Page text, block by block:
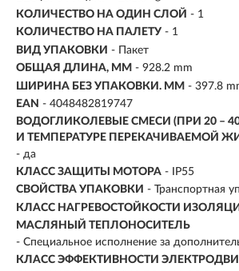
КОЛИЧЕСТВО НА ОДИН СЛОЙ - 1
КОЛИЧЕСТВО НА ПАЛЕТУ - 1
ВИД УПАКОВКИ - Пакет
ОБЩАЯ ДЛИНА, ММ - 928.2 mm
ШИРИНА БЕЗ УПАКОВКИ. ММ - 397.8
EAN - 4048482819747
ВОДОГЛИКОЛЕВЫЕ СМЕСИ (ПРИ 20 –
И ТЕМПЕРАТУРЕ ПЕРЕКАЧИВАЕМОЙ
- да
КЛАСС ЗАЩИТЫ МОТОРА - IP55
СВОЙСТВА УПАКОВКИ - Транспортная
КЛАСС НАГРЕВОСТОЙКОСТИ
МАСЛЯНЫЙ ТЕПЛОНОСИТЕЛЬ
- Специальное исполнение за
КЛАСС ЭФФЕКТИВНОСТИ